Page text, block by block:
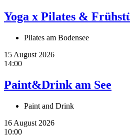
Yoga x Pilates &
Pilates am Bodensee
15 August 2026
14:00
Paint&Drink am See
Paint and Drink
16 August 2026
10:00